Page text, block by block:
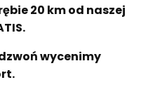
20 km od naszej
wycenimy